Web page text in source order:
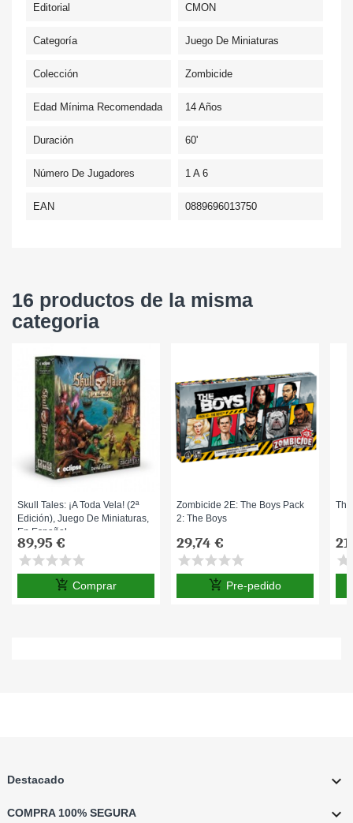
Editorial CMON
Categoría Juego De Miniaturas
Colección Zombicide
Edad Mínima Recomendada 14 Años
Duración 60'
Número De Jugadores 1 A 6
EAN 0889696013750
16 productos de la misma
categoria
Skull Tales: ¡A Toda Vela! (2ª
Edición), Juego De Miniaturas,
En Español
89,95 €
starstarstarstarstar
add_shopping_cart Comprar
Zombicide 2E: The Boys Pack
2: The Boys
29,74 €
starstarstarstarstar
add_shopping_cart Pre-pedido
star
Destacado 
COMPRA 100% SEGURA 